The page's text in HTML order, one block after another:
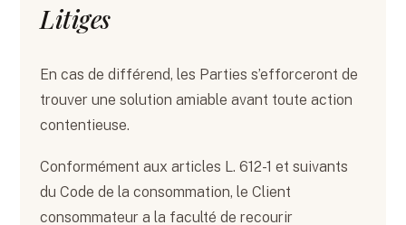
Litiges
En cas de différend, les Parties s’efforceront de
trouver une solution amiable avant toute action
contentieuse.
Conformément aux articles L. 612-1 et suivants
du Code de la consommation, le Client
consommateur a la faculté de recourir